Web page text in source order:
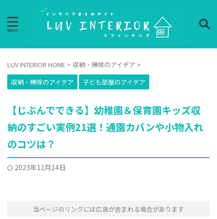
LUV INTERIOR HOME > 収納・掃除のアイデア >
収納・掃除のアイデア
子ども部屋のアイデア
【じぶんでできる】幼稚園＆保育園キッズ収
納のすごい実例21選！通園カバンや小物入れ
のコツは？
2023年11月14日
当ページのリンクには広告が含まれる場合があります